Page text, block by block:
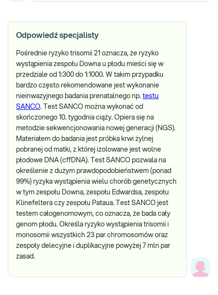
Odpowiedź specjalisty
Pośrednie ryzyko trisomii 21 oznacza, że ryzyko
wystąpienia zespołu Downa u płodu mieści się w
przedziale od 1:300 do 1:1000. W takim przypadku
bardzo często rekomendowane jest wykonanie
nieinwazyjnego badania prenatalnego np. testu
SANCO. Test SANCO można wykonać od
skończonego 10. tygodnia ciąży. Opiera się na
metodzie sekwencjonowania nowej generacji (NGS).
Materiałem do badania jest próbka krwi żylnej
pobranej od matki, z której izolowane jest wolne
płodowe DNA (cffDNA). Test SANCO pozwala na
określenie z dużym prawdopodobieństwem (ponad
99%) ryzyka wystąpienia wielu chorób genetycznych
w tym zespołu Downa, zespołu Edwardsa, zespołu
Klinefeltera czy zespołu Pataua. Test SANCO jest
testem całogenomowym, co oznacza, że bada cały
genom płodu. Określa ryzyko wystąpienia trisomii i
monosomii wszystkich 23 par chromosomów oraz
zespoły delecyjne i duplikacyjne powyżej 7 mln par
zasad.